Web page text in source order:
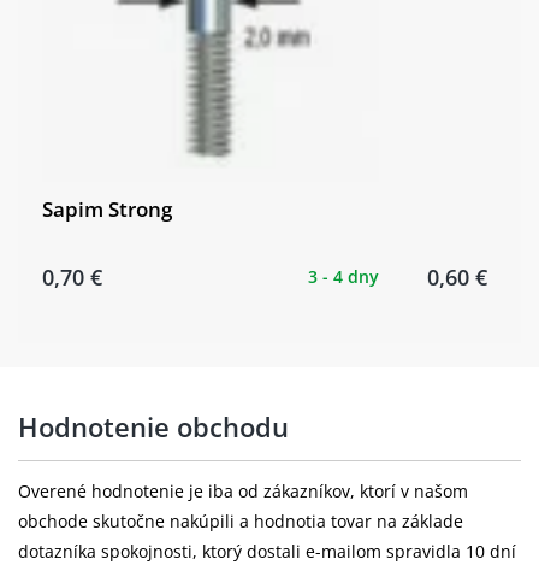
Sapim Strong
0,70 € 3 - 4 dny 0,60 €
Hodnotenie obchodu
Overené hodnotenie je iba od zákazníkov, ktorí v našom
obchode skutočne nakúpili a hodnotia tovar na základe
dotazníka spokojnosti, ktorý dostali e-mailom spravidla 10 dní